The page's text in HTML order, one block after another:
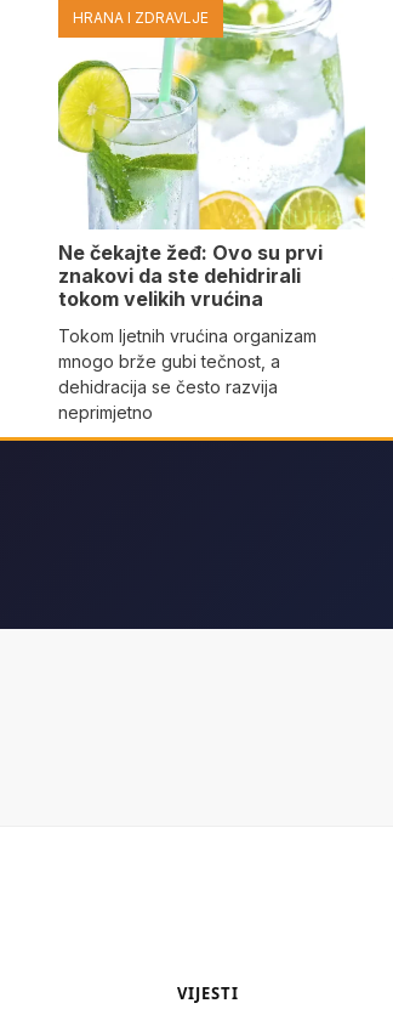
HRANA I ZDRAVLJE
Ne čekajte žeđ: Ovo su prvi
znakovi da ste dehidrirali
tokom velikih vrućina
Tokom ljetnih vrućina organizam
mnogo brže gubi tečnost, a
dehidracija se često razvija
neprimjetno
VIJESTI